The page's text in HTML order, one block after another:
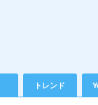
トレンド